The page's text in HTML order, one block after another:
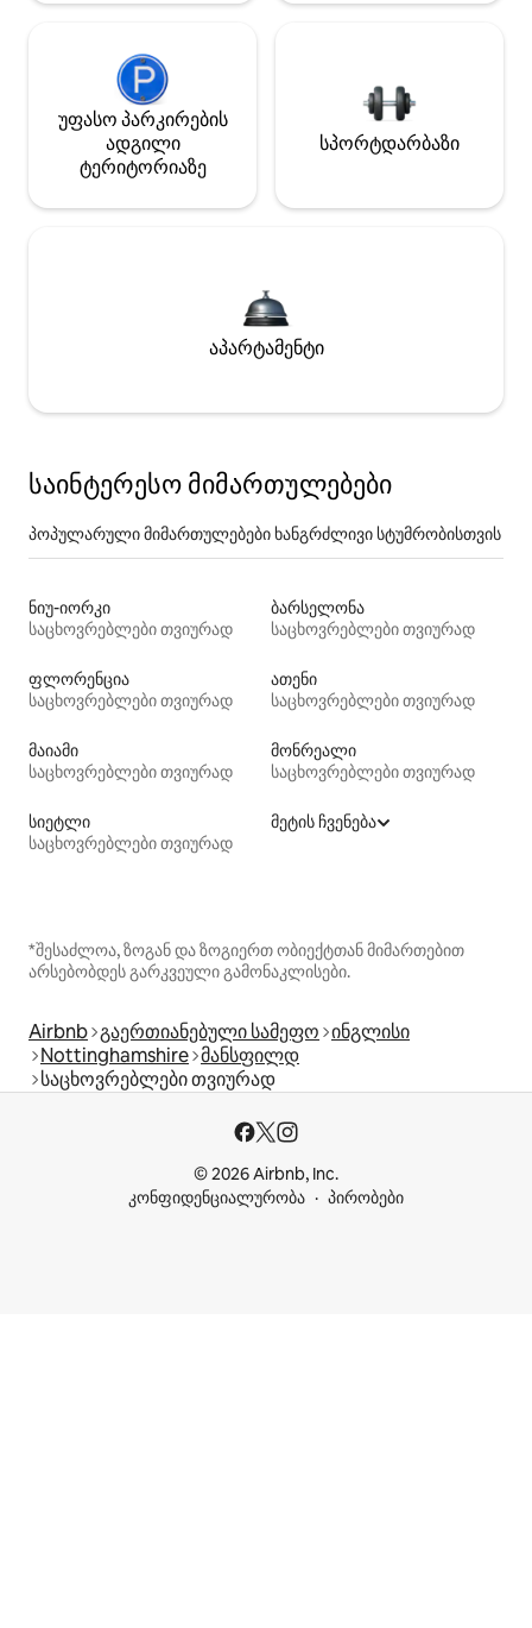
უფასო პარკირების
ადგილი
ტერიტორიაზე
სპორტდარბაზი
აპარტამენტი
საინტერესო მიმართულებები
პოპულარული მიმართულებები ხანგრძლივი სტუმრობისთვის
ნიუ-იორკი
საცხოვრებლები თვიურად
ბარსელონა
საცხოვრებლები თვიურად
ფლორენცია
საცხოვრებლები თვიურად
ათენი
საცხოვრებლები თვიურად
მაიამი
საცხოვრებლები თვიურად
მონრეალი
საცხოვრებლები თვიურად
სიეტლი
საცხოვრებლები თვიურად
მეტის ჩვენება
*შესაძლოა, ზოგან და ზოგიერთ ობიექტთან მიმართებით
არსებობდეს გარკვეული გამონაკლისები.
Airbnb გაერთიანებული სამეფო ინგლისი
Nottinghamshire მანსფილდ
საცხოვრებლები თვიურად
© 2026 Airbnb, Inc.
კონფიდენციალურობა
პირობები